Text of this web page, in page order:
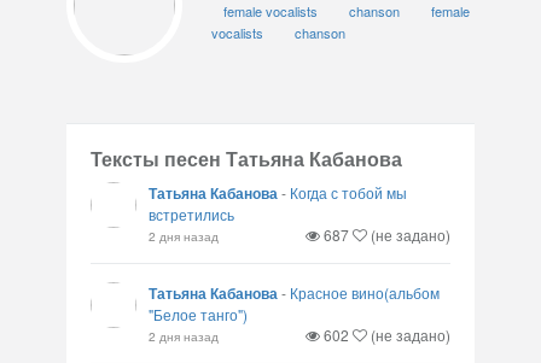
female vocalists
chanson
female
vocalists
chanson
Тексты песен Татьяна Кабанова
Татьяна Кабанова- Когда с тобой мы
встретились
2 дня назад 687 (не задано)
Татьяна Кабанова- Красное вино(альбом
"Белое танго")
2 дня назад 602 (не задано)